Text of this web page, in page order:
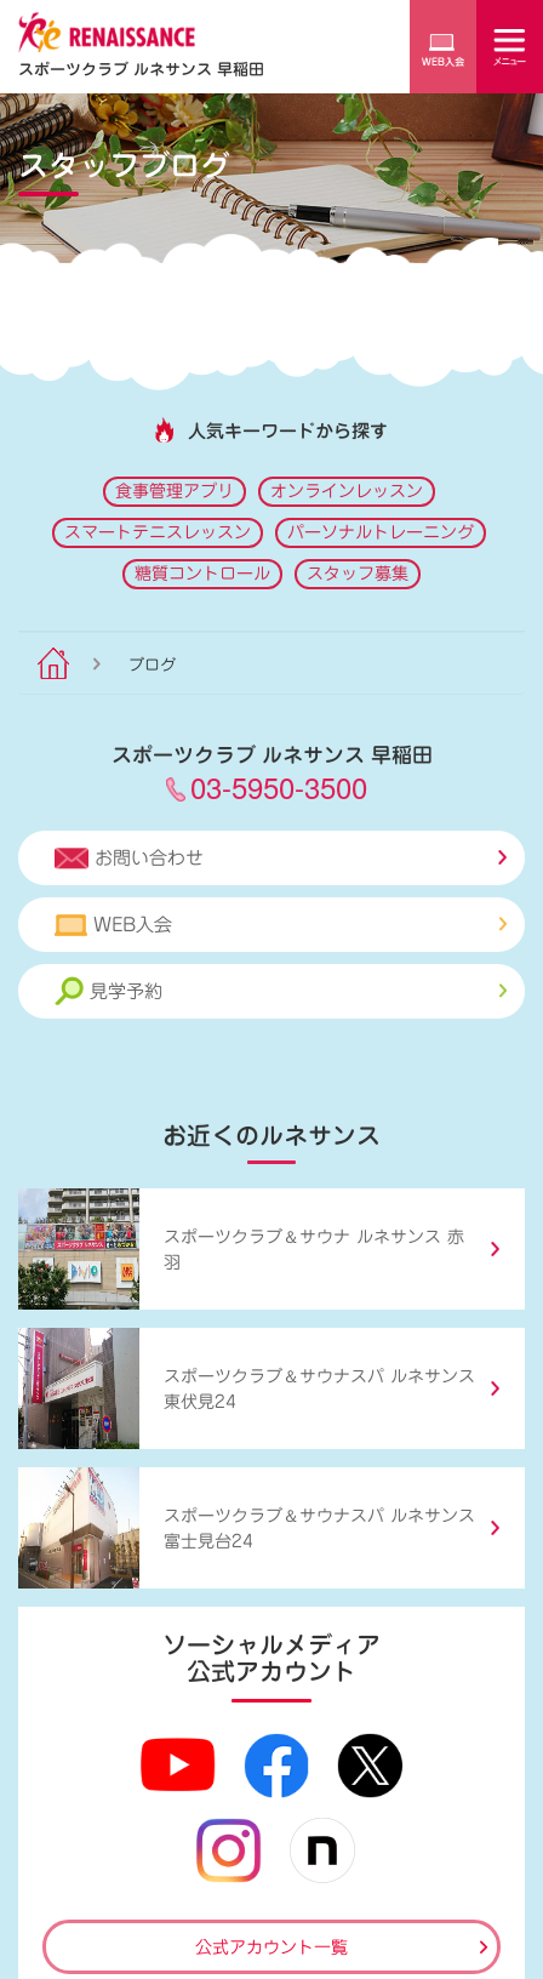
スポーツクラブ ルネサンス 早稲田
スタッフブログ
人気キーワードから探す
食事管理アプリ オンラインレッスン
スマートテニスレッスン パーソナルトレーニング
糖質コントロール スタッフ募集
ブログ
スポーツクラブ ルネサンス 早稲田
03-5950-3500
お問い合わせ
WEB入会
見学予約
お近くのルネサンス
スポーツクラブ ＆ サウナ ルネサンス 赤
羽
スポーツクラブ ＆ サウナスパ ルネサンス
東伏見24
スポーツクラブ ＆ サウナスパ ルネサンス
富士見台24
ソーシャルメディア
公式アカウント
公式アカウント一覧